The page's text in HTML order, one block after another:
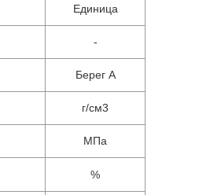
Единица
-
Берег А
г/см3
МПа
%